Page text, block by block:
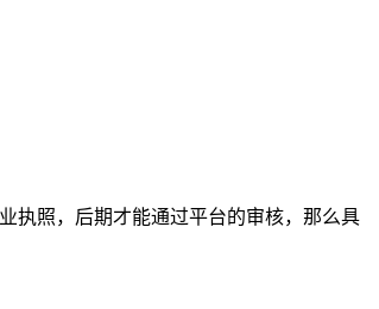
执照，后期才能通过平台的审核，那么具